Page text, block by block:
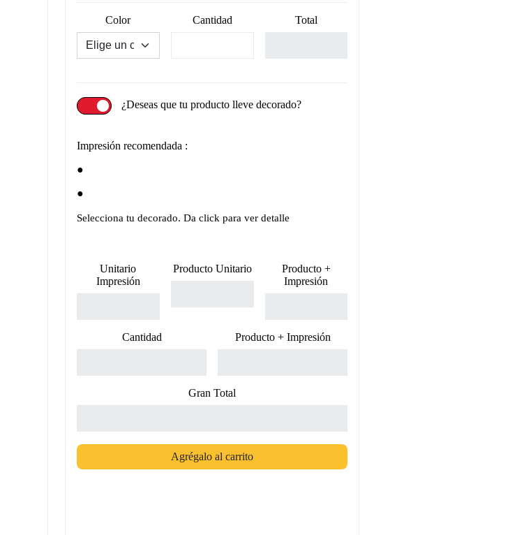
Color Cantidad Total
¿Deseas que tu producto lleve decorado?
Impresión recomendada :
Selecciona tu decorado. Da click para ver detalle
Unitario
Impresión
Producto Unitario
Producto +
Impresión
Cantidad Producto + Impresión
Gran Total
Agrégalo al carrito